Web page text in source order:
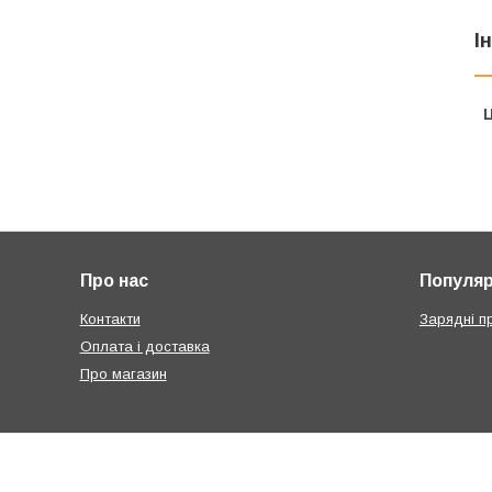
Про нас
Контакти
Оплата і доставка
Про магазин
Зарядні